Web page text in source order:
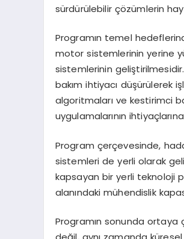
sürdürülebilir çözümlerin
Programın temel
motor sistemlerinin yerine
sistemlerinin
bakım ihtiyacı düşürülerek
algoritmaları ve kestirimci
uygulamalarının
Program çerçevesinde,
sistemleri de yerli olarak
kapsayan bir yerli teknoloji
alanındaki mühendislik
Programın sonunda ortaya